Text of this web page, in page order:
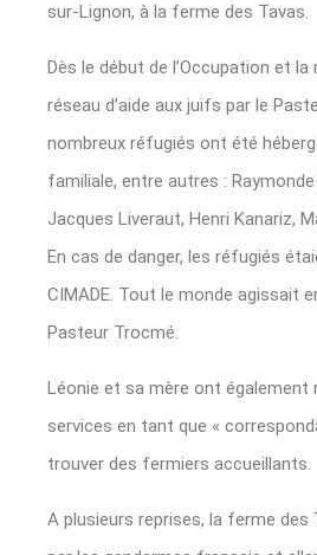
sur-Lignon, à la ferme des Tavas.
Dès le début de l’Occupation et la
réseau d’aide aux juifs par le
nombreux réfugiés ont été
familiale, entre autres :
Jacques Liveraut, Henri Kanariz,
En cas de danger, les réfugiés
CIMADE. Tout le monde agissait
Pasteur Trocmé.
Léonie et sa mère ont également
services en tant que «
trouver des fermiers accueillants.
A plusieurs reprises, la ferme des